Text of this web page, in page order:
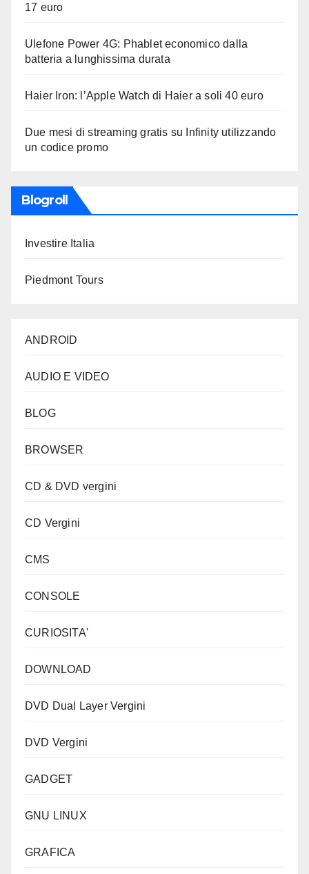
17 euro
Ulefone Power 4G: Phablet economico dalla
batteria a lunghissima durata
Haier Iron: l’Apple Watch di Haier a soli 40 euro
Due mesi di streaming gratis su Infinity utilizzando
un codice promo
Blogroll
Investire Italia
Piedmont Tours
ANDROID
AUDIO E VIDEO
BLOG
BROWSER
CD & DVD vergini
CD Vergini
CMS
CONSOLE
CURIOSITA'
DOWNLOAD
DVD Dual Layer Vergini
DVD Vergini
GADGET
GNU LINUX
GRAFICA